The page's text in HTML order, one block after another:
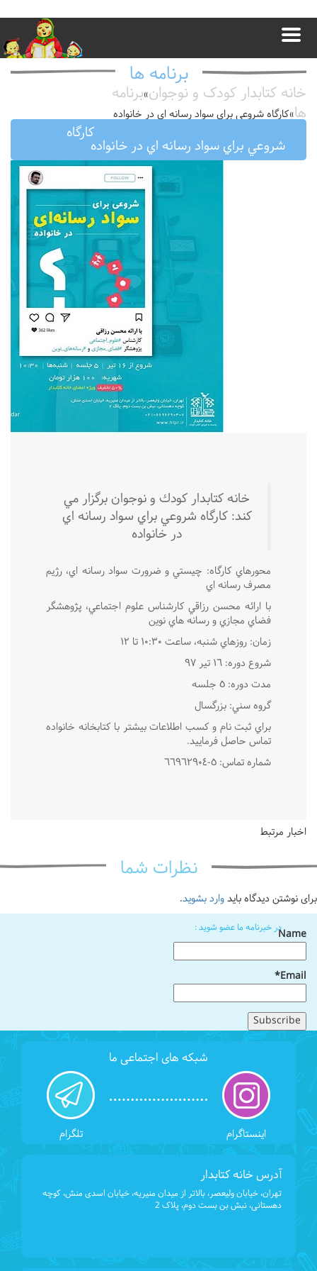
برنامه ها
خانه کتابدار کودک و نوجوان»برنامه
ها»كارگاه شروعي براي سواد رسانه اي در خانواده
كارگاه
شروعي براي سواد رسانه اي در خانواده
خانه كتابدار كودك و نوجوان برگزار مي
كند: كارگاه شروعي براي سواد رسانه اي
در خانواده
محورهاي كارگاه: چيستي و ضرورت سواد رسانه اي، رژيم
مصرف رسانه اي
با ارائه محسن رزاقي كارشناس علوم اجتماعي، پژوهشگر
فضاي مجازي و رسانه هاي نوين
زمان: روزهاي شنبه، ساعت ١٠:٣٠ تا ١٢
شروع دوره: ١٦ تير ٩٧
مدت دوره: ٥ جلسه
گروه سني: بزرگسال
براي ثبت نام و كسب اطلاعات بيشتر با كتابخانه خانواده
تماس حاصل فرماييد.
شماره تماس: ٥-٦٦٩٦٢٩٠٤
اخبار مرتبط
نظرات شما
برای نوشتن دیدگاه بایدوارد بشوید.
در خبرنامه ما عضو شوید :Name
Email*
شبکه های اجتماعی ما
اینستاگرام تلگرام
آدرس خانه کتابدار
تهران، خیابان ولیعصر، بالاتر از میدان منیریه، خیابان اسدی منش، کوچه
دهستانی، نبش بن بست دوم، پلاک 2